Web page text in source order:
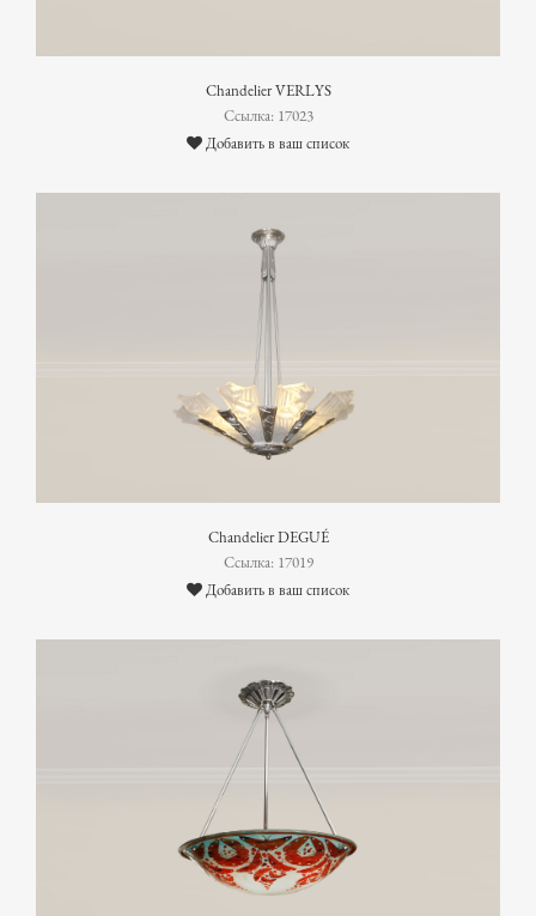
Chandelier VERLYS
Ссылка: 17023
Добавить в ваш список
Chandelier DEGUÉ
Ссылка: 17019
Добавить в ваш список